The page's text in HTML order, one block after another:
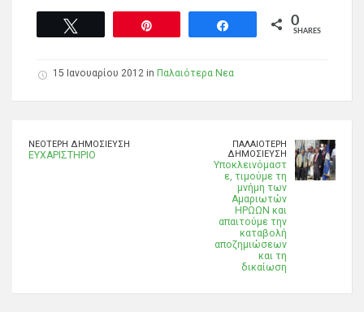
0
SHARES
15 Ιανουαρίου 2012 in Παλαιότερα Νεα
ΝΕΌΤΕΡΗ ΔΗΜΟΣΊΕΥΣΗ
ΕΥΧΑΡΙΣΤΗΡΙΟ
ΠΑΛΑΙΌΤΕΡΗ
ΔΗΜΟΣΊΕΥΣΗ
Υποκλεινόμαστ
ε, τιμούμε τη
μνήμη των
Αμαριωτών
ΗΡΩΩΝ και
απαιτούμε την
καταβολή
αποζημιώσεων
και τη
δικαίωση